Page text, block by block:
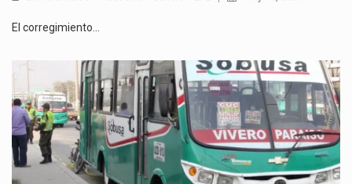
El corregimiento…